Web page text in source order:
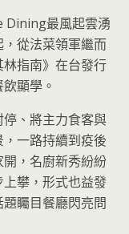
Dining最風起雲湧
從法菜領軍繼而
指南》在台發行
顯學。
、將主力食客與
一路持續到疫後
，名廚新秀紛紛
攀，形式也益發
矚目餐廳閃亮問